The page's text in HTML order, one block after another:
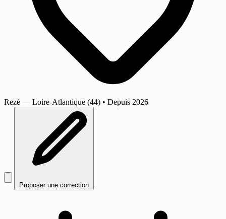
Rezé — Loire-Atlantique (44) • Depuis 2026
Proposer une correction